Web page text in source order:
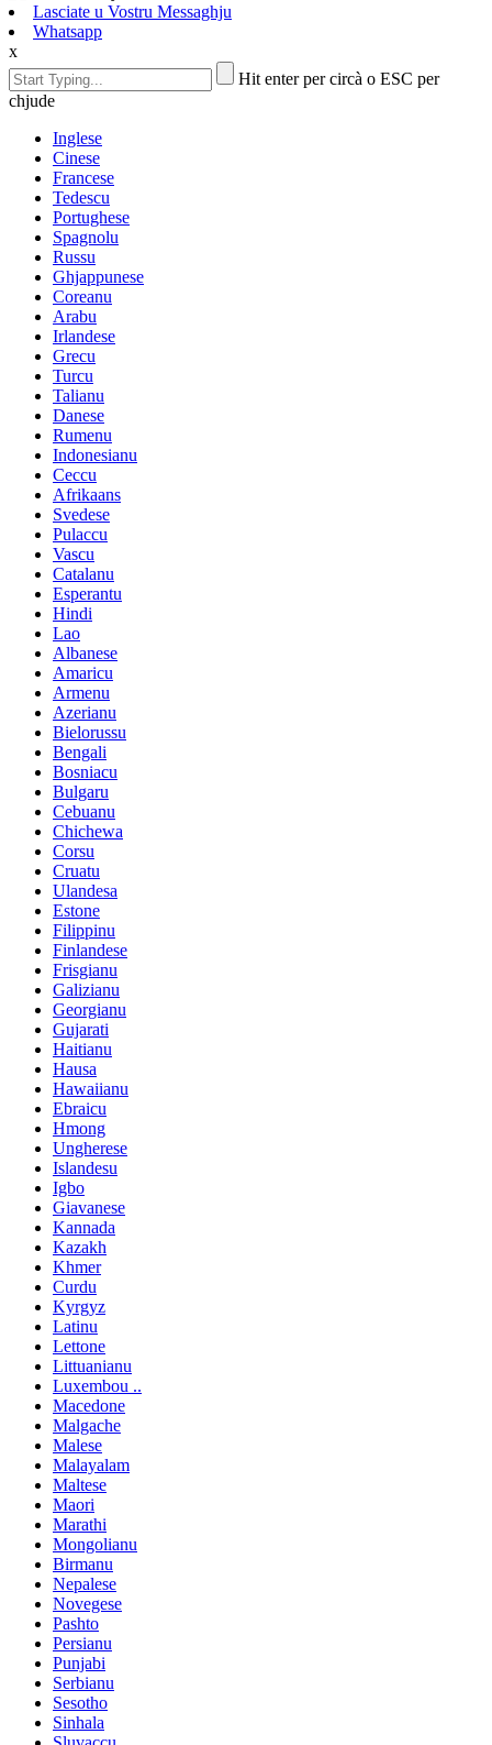
Lasciate u Vostru Messaghju
Whatsapp
x
Hit enter per circà o ESC per
chjude
Inglese
Cinese
Francese
Tedescu
Portughese
Spagnolu
Russu
Ghjappunese
Coreanu
Arabu
Irlandese
Grecu
Turcu
Talianu
Danese
Rumenu
Indonesianu
Ceccu
Afrikaans
Svedese
Pulaccu
Vascu
Catalanu
Esperantu
Hindi
Lao
Albanese
Amaricu
Armenu
Azerianu
Bielorussu
Bengali
Bosniacu
Bulgaru
Cebuanu
Chichewa
Corsu
Cruatu
Ulandesa
Estone
Filippinu
Finlandese
Frisgianu
Galizianu
Georgianu
Gujarati
Haitianu
Hausa
Hawaiianu
Ebraicu
Hmong
Ungherese
Islandesu
Igbo
Giavanese
Kannada
Kazakh
Khmer
Curdu
Kyrgyz
Latinu
Lettone
Littuanianu
Luxembou ..
Macedone
Malgache
Malese
Malayalam
Maltese
Maori
Marathi
Mongolianu
Birmanu
Nepalese
Novegese
Pashto
Persianu
Punjabi
Serbianu
Sesotho
Sinhala